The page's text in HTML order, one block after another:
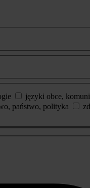
języki obce,
państwo, polityka